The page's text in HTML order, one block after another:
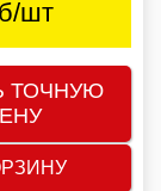
шт
ТОЧНУЮ